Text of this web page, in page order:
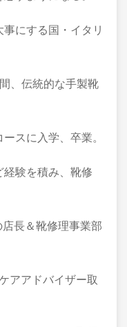
にする国・イタリ
、伝統的な手製靴
スに入学、卒業。
経験を積み、靴修
長＆靴修理事業部
アアドバイザー取